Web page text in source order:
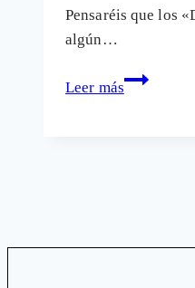
Pensaréis que los
algún…
Leer más
Día
«Día